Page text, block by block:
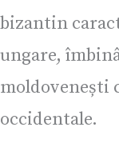
bizantin
ungare,
moldovenești
occidentale.